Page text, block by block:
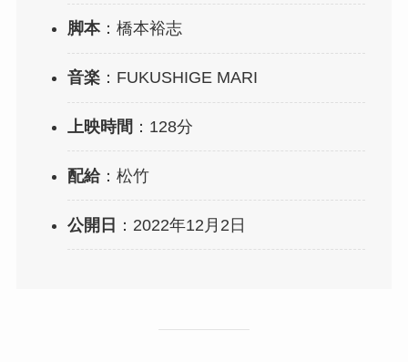
脚本：橋本裕志
音楽：FUKUSHIGE MARI
上映時間 ：128分
配給：松竹
公開日 ：2022年12月2日